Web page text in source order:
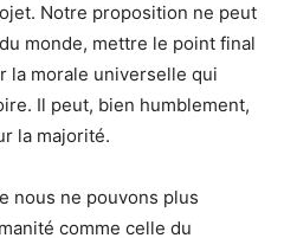
Notre proposition ne peut
monde, mettre le point final
la morale universelle qui
Il peut, bien humblement,
la majorité.
nous ne pouvons plus
comme celle du